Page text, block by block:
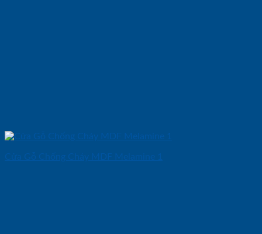
Cửa Gỗ Chống Cháy MDF Melamine 1